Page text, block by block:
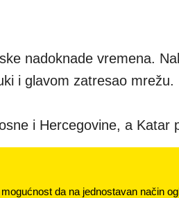
nadoknade vremena.
i glavom zatresao mrežu.
i Hercegovine, a Katar
da na jednostavan način